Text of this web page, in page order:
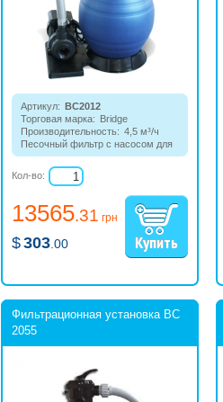
Артикул: BC2012
Торговая марка: Bridge
Производительность: 4,5 м³/ч
Песочный фильтр с насосом для
очистки воды бассейнов до 22 м3
(без предфильтра).
13565.31 грн
$303 .00
Кол-во:
Фильтрационная установка BC
2055